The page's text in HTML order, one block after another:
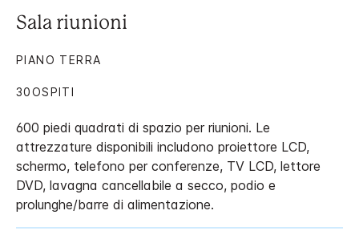
Sala riunioni
600 piedi quadrati di spazio per riunioni. Le
attrezzature disponibili includono proiettore LCD,
schermo, telefono per conferenze, TV LCD, lettore
DVD, lavagna cancellabile a secco, podio e
prolunghe/barre di alimentazione.
PIANO TERRA
30OSPITI